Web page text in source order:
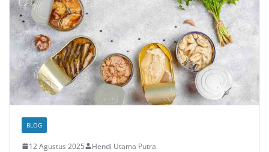
BLOG
12 Agustus 2025 Hendi Utama Putra